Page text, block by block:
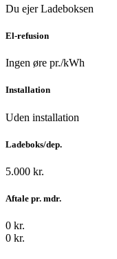
Du ejer Ladeboksen
El-refusion
Ingen øre pr./kWh
Installation
Uden installation
Ladeboks/dep.
5.000 kr.
Aftale pr. mdr.
0 kr.
0 kr.